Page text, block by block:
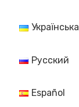
Українська
Русский
Español